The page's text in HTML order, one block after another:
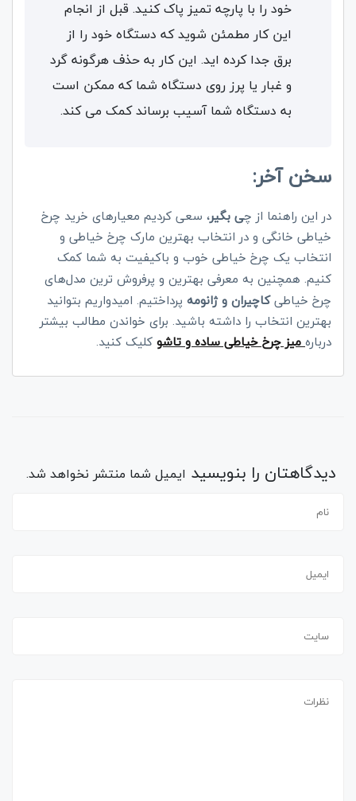
خود را با پارچه تمیز پاک کنید. قبل از انجام
این کار مطمئن شوید که دستگاه خود را از
برق جدا کرده اید. این کار به حذف هرگونه گرد
و غبار یا پرز روی دستگاه شما که ممکن است
به دستگاه شما آسیب برساند کمک می کند.
سخن آخر:
در این راهنما از چی بگیر، سعی کردیم معیارهای خرید چرخ
خیاطی خانگی و در انتخاب بهترین مارک چرخ خیاطی و
انتخاب یک چرخ خیاطی خوب و باکیفیت به شما کمک
کنیم. همچنین به معرفی بهترین و پرفروش ترین مدل‌های
چرخ خیاطیکاچیران و ژانومه پرداختیم. امیدواریم بتوانید
بهترین انتخاب را داشته باشید. برای خواندن مطالب بیشتر
دربارهمیز چرخ خیاطی ساده و تاشوکلیک کنید.
دیدگاهتان را بنویسید ایمیل شما منتشر نخواهد شد.